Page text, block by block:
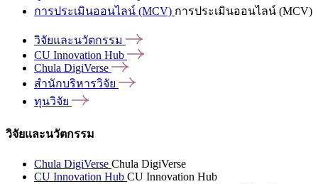
การประเมินออนไลน์ (MCV) การประเมินออนไลน์ (MCV)
วิจัยและนวัตกรรม
CU Innovation Hub
Chula DigiVerse
สำนักบริหารวิจัย
ทุนวิจัย
วิจัยและนวัตกรรม
Chula DigiVerse Chula DigiVerse
CU Innovation Hub CU Innovation Hub